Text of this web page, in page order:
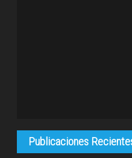
Publicaciones